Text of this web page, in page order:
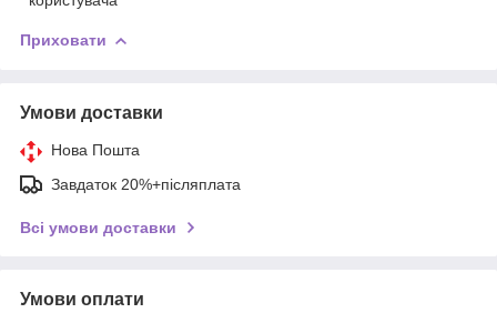
Приховати
Умови доставки
Нова Пошта
Завдаток 20%+післяплата
Всі умови доставки
Умови оплати